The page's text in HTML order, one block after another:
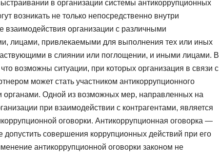
в организации системы антикоррупционных
возникать не только непосредственно внутри
организации с различными
лицами, привлекаемыми для выполнения тех или иных
в слиянии или поглощении, и иными лицами. В
возможны ситуации, при которых организация в связи с
может стать участником антикоррупционного
органами. Одной из возможных мер, направленных на
при взаимодействии с контрагентами, является
оговорки. Антикоррупционная оговорка —
допустить совершения коррупционных действий при его
антикоррупционной оговорки законом не